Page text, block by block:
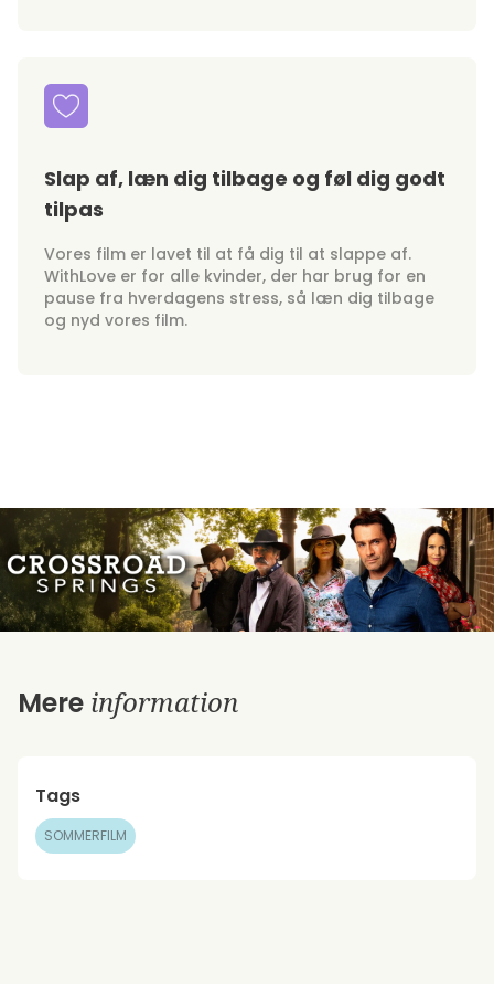
Slap af, læn dig tilbage og føl dig godt
tilpas
Vores film er lavet til at få dig til at slappe af.
WithLove er for alle kvinder, der har brug for en
pause fra hverdagens stress, så læn dig tilbage
og nyd vores film.
Mere information
Tags
SOMMERFILM